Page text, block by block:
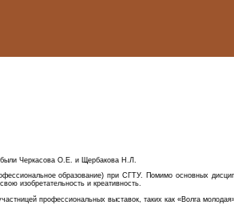
были Черкасова О.Е. и Щербакова Н.Л.
образование) при СГТУ. Помимо основных
изобретательность и креативность.
профессиональных выставок, таких как «Волга